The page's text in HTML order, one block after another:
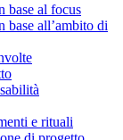
base al focus
base all’ambito di
e rituali